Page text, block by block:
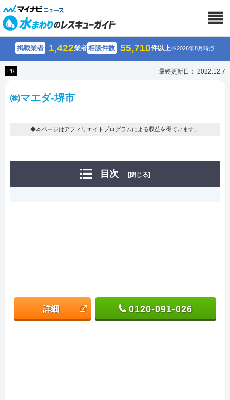
掲載業者 1,422業者相談件数 55,710件以上※2026年8月時点
PR 最終更新日： 2022.12.7
㈱マエダ-堺市
◆本ページはアフィリエイトプログラムによる収益を得ています。
目次 [閉じる]
詳細 0120-091-026